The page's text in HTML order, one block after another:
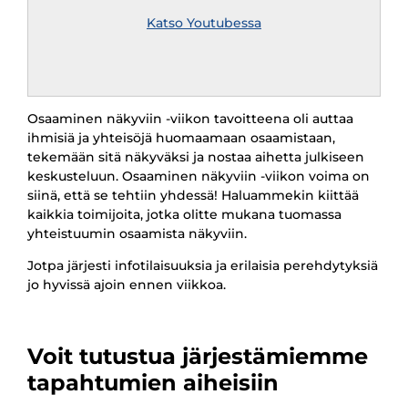
Katso Youtubessa
Osaaminen näkyviin -viikon tavoitteena oli auttaa
ihmisiä ja yhteisöjä huomaamaan osaamistaan,
tekemään sitä näkyväksi ja nostaa aihetta julkiseen
keskusteluun. Osaaminen näkyviin -viikon voima on
siinä, että se tehtiin yhdessä! Haluammekin kiittää
kaikkia toimijoita, jotka olitte mukana tuomassa
yhteistuumin osaamista näkyviin.
Jotpa järjesti infotilaisuuksia ja erilaisia perehdytyksiä
jo hyvissä ajoin ennen viikkoa.
Voit tutustua järjestämiemme
tapahtumien aiheisiin